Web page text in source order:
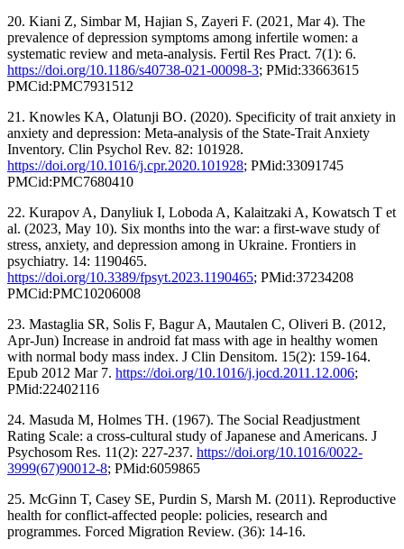
20. Kiani Z, Simbar M, Hajian S, Zayeri F. (2021, Mar 4). The
prevalence of depression symptoms among infertile women: a
systematic review and meta-analysis. Fertil Res Pract. 7(1): 6.
https://doi.org/10.1186/s40738-021-00098-3; PMid:33663615
PMCid:PMC7931512
21. Knowles KA, Olatunji BO. (2020). Specificity of trait anxiety in
anxiety and depression: Meta-analysis of the State-Trait Anxiety
Inventory. Clin Psychol Rev. 82: 101928.
https://doi.org/10.1016/j.cpr.2020.101928; PMid:33091745
PMCid:PMC7680410
22. Kurapov A, Danyliuk I, Loboda A, Kalaitzaki A, Kowatsch T et
al. (2023, May 10). Six months into the war: a first-wave study of
stress, anxiety, and depression among in Ukraine. Frontiers in
psychiatry. 14: 1190465.
https://doi.org/10.3389/fpsyt.2023.1190465; PMid:37234208
PMCid:PMC10206008
23. Mastaglia SR, Solis F, Bagur A, Mautalen C, Oliveri B. (2012,
Apr-Jun) Increase in android fat mass with age in healthy women
with normal body mass index. J Clin Densitom. 15(2): 159-164.
Epub 2012 Mar 7. https://doi.org/10.1016/j.jocd.2011.12.006;
PMid:22402116
24. Masuda M, Holmes TH. (1967). The Social Readjustment
Rating Scale: a cross-cultural study of Japanese and Americans. J
Psychosom Res. 11(2): 227-237. https://doi.org/10.1016/0022-
3999(67)90012-8; PMid:6059865
25. McGinn T, Casey SE, Purdin S, Marsh M. (2011). Reproductive
health for conflict-affected people: policies, research and
programmes. Forced Migration Review. (36): 14-16.